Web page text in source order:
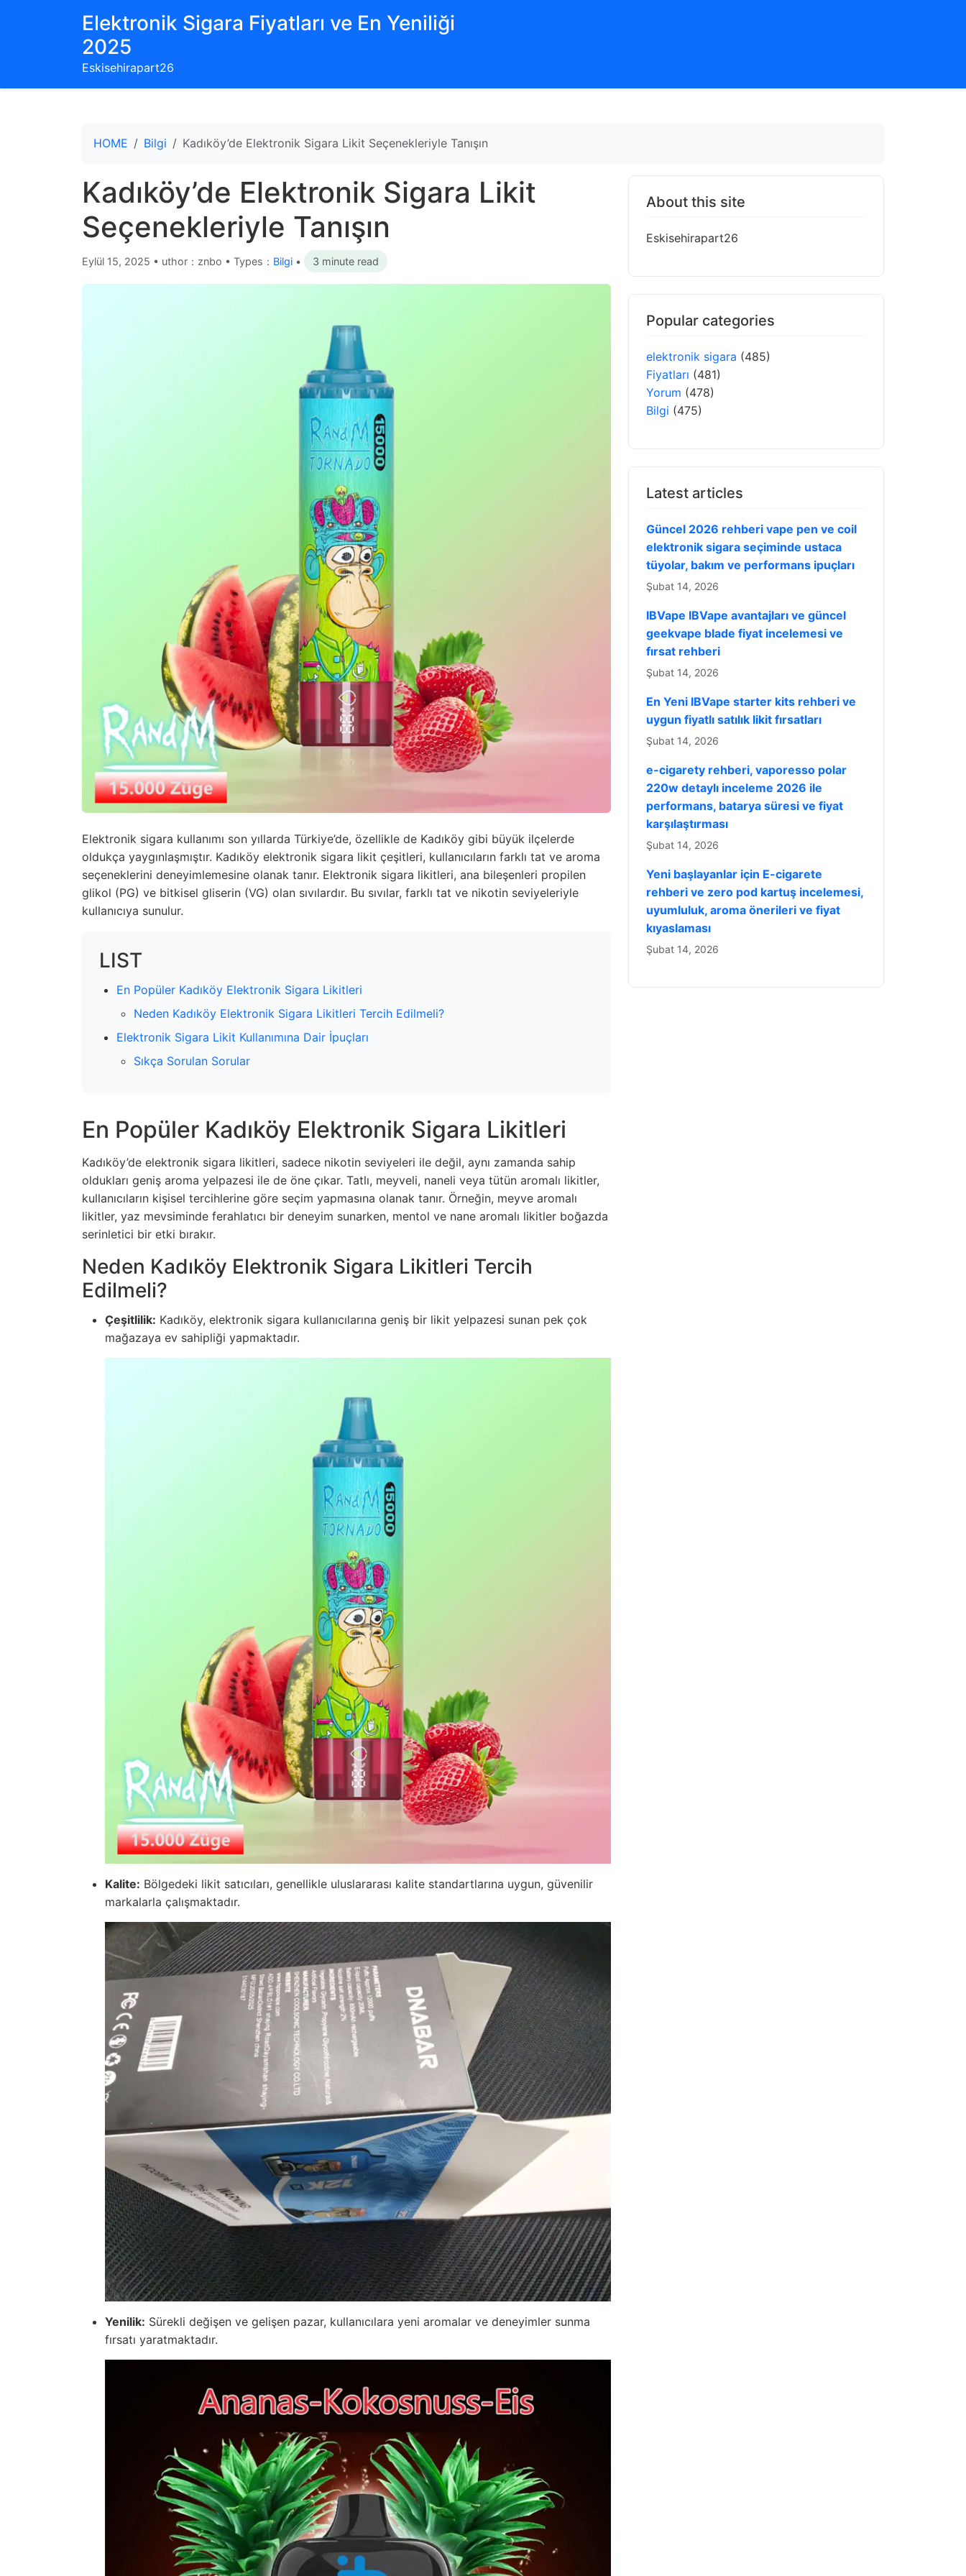
Elektronik Sigara Fiyatları ve En Yeniliği
2025
Eskisehirapart26
HOME Bilgi Kadıköy’de Elektronik Sigara Likit Seçenekleriyle Tanışın
Kadıköy’de Elektronik Sigara Likit
Seçenekleriyle Tanışın
Eylül 15, 2025 • uthor：znbo • Types： Bilgi • 3 minute read
Elektronik sigara kullanımı son yıllarda Türkiye’de, özellikle de Kadıköy gibi büyük ilçelerde
oldukça yaygınlaşmıştır. Kadıköy elektronik sigara likit çeşitleri, kullanıcıların farklı tat ve aroma
seçeneklerini deneyimlemesine olanak tanır. Elektronik sigara likitleri, ana bileşenleri propilen
glikol (PG) ve bitkisel gliserin (VG) olan sıvılardır. Bu sıvılar, farklı tat ve nikotin seviyeleriyle
kullanıcıya sunulur.
LIST
En Popüler Kadıköy Elektronik Sigara Likitleri
Neden Kadıköy Elektronik Sigara Likitleri Tercih Edilmeli?
Elektronik Sigara Likit Kullanımına Dair İpuçları
Sıkça Sorulan Sorular
En Popüler Kadıköy Elektronik Sigara Likitleri
Kadıköy’de elektronik sigara likitleri, sadece nikotin seviyeleri ile değil, aynı zamanda sahip
oldukları geniş aroma yelpazesi ile de öne çıkar. Tatlı, meyveli, naneli veya tütün aromalı likitler,
kullanıcıların kişisel tercihlerine göre seçim yapmasına olanak tanır. Örneğin, meyve aromalı
likitler, yaz mevsiminde ferahlatıcı bir deneyim sunarken, mentol ve nane aromalı likitler boğazda
serinletici bir etki bırakır.
Neden Kadıköy Elektronik Sigara Likitleri Tercih
Edilmeli?
Çeşitlilik: Kadıköy, elektronik sigara kullanıcılarına geniş bir likit yelpazesi sunan pek çok
mağazaya ev sahipliği yapmaktadır.
Kalite: Bölgedeki likit satıcıları, genellikle uluslararası kalite standartlarına uygun, güvenilir
markalarla çalışmaktadır.
Yenilik: Sürekli değişen ve gelişen pazar, kullanıcılara yeni aromalar ve deneyimler sunma
fırsatı yaratmaktadır.
About this site
Eskisehirapart26
Popular categories
elektronik sigara (485)
Fiyatları (481)
Yorum (478)
Bilgi (475)
Latest articles
Güncel 2026 rehberi vape pen ve coil
elektronik sigara seçiminde ustaca
tüyolar, bakım ve performans ipuçları
Şubat 14, 2026
IBVape IBVape avantajları ve güncel
geekvape blade fiyat incelemesi ve
fırsat rehberi
Şubat 14, 2026
En Yeni IBVape starter kits rehberi ve
uygun fiyatlı satılık likit fırsatları
Şubat 14, 2026
e-cigarety rehberi, vaporesso polar
220w detaylı inceleme 2026 ile
performans, batarya süresi ve fiyat
karşılaştırması
Şubat 14, 2026
Yeni başlayanlar için E-cigarete
rehberi ve zero pod kartuş incelemesi,
uyumluluk, aroma önerileri ve fiyat
kıyaslaması
Şubat 14, 2026